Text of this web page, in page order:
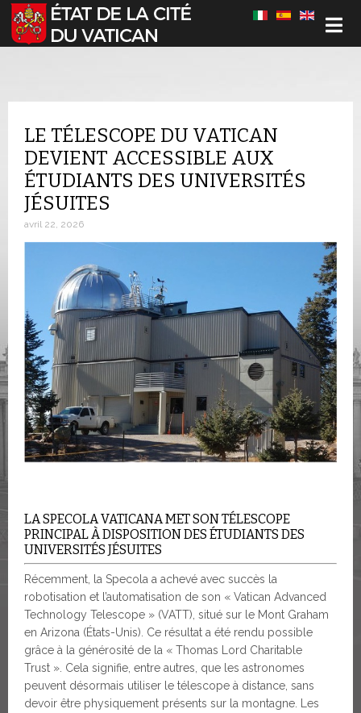
Sélectionnez votre langue
LE TÉLESCOPE DU VATICAN
DEVIENT ACCESSIBLE AUX
ÉTUDIANTS DES UNIVERSITÉS
JÉSUITES
avril 22, 2026
LA SPECOLA VATICANA MET SON TÉLESCOPE
PRINCIPAL À DISPOSITION DES ÉTUDIANTS DES
UNIVERSITÉS JÉSUITES
Récemment, la Specola a achevé avec succès la
robotisation et l’automatisation de son « Vatican Advanced
Technology Telescope » (VATT), situé sur le Mont Graham
en Arizona (États-Unis). Ce résultat a été rendu possible
grâce à la générosité de la « Thomas Lord Charitable
Trust ». Cela signifie, entre autres, que les astronomes
peuvent désormais utiliser le télescope à distance, sans
devoir être physiquement présents sur la montagne. Les